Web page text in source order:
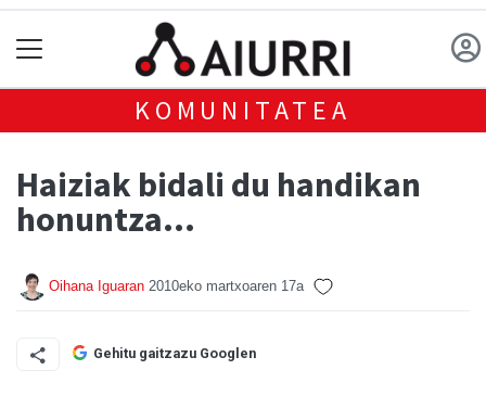
KOMUNITATEA
Haiziak bidali du handikan
honuntza...
Oihana Iguaran 2010eko martxoaren 17a
Gehitu gaitzazu Googlen